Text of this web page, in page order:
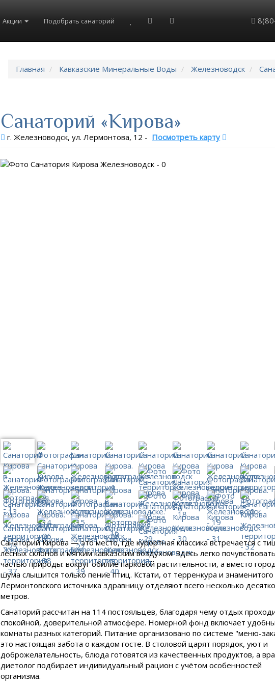
Акции Подобрать санаторий
Главная Кавказские Минеральные Воды Железноводск
Санаторий «Кирова»
г. Железноводск, ул. Лермонтова, 12 - Посмотреть карту
Санаторий Кирова — это место, где курортная классика встречается с
лесных склонов и мягким кавказским воздухом. Здесь легко
частью природы: вокруг обилие парковой растительности, а вместо
шума слышится только пение птиц. Кстати, от терренкура и знаменитого
Лермонтовского источника здравницу отделяют всего несколько
метров.
Санаторий рассчитан на 114 постояльцев, благодаря чему отдых
спокойной, доверительной атмосфере. Номерной фонд включает
комнаты разных категорий. Питание организовано по системе "меню-
это настоящая забота о каждом госте. В столовой царят порядок, уют и
доброжелательность, блюда готовятся из качественных продуктов, а
диетолог подбирает индивидуальный рацион с учётом особенностей
организма.